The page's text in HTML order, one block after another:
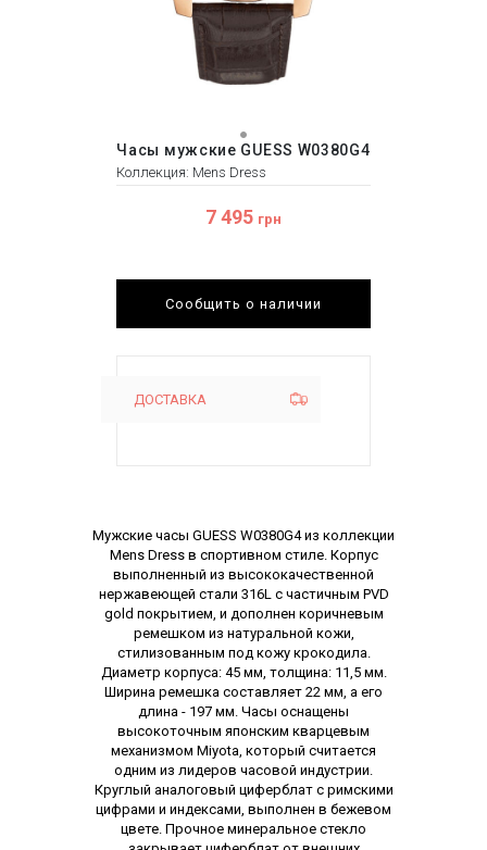
Часы мужские GUESS W0380G4
Коллекция: Mens Dress
7 495 грн
Сообщить о наличии
ДОСТАВКА
Описание
Мужские часы GUESS W0380G4 из коллекции
Mens Dress в спортивном стиле. Корпус
выполненный из высококачественной
нержавеющей стали 316L с частичным PVD
gold покрытием, и дополнен коричневым
ремешком из натуральной кожи,
стилизованным под кожу крокодила.
Диаметр корпуса: 45 мм, толщина: 11,5 мм.
Ширина ремешка составляет 22 мм, а его
длина - 197 мм. Часы оснащены
высокоточным японским кварцевым
механизмом Miyota, который считается
одним из лидеров часовой индустрии.
Круглый аналоговый циферблат с римскими
цифрами и индексами, выполнен в бежевом
цвете. Прочное минеральное стекло